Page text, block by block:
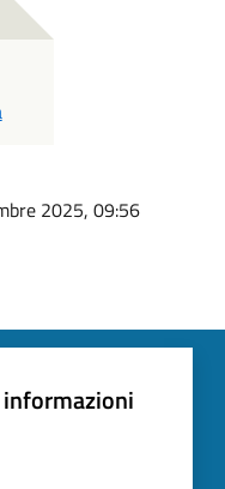
2025, 09:56
informazioni